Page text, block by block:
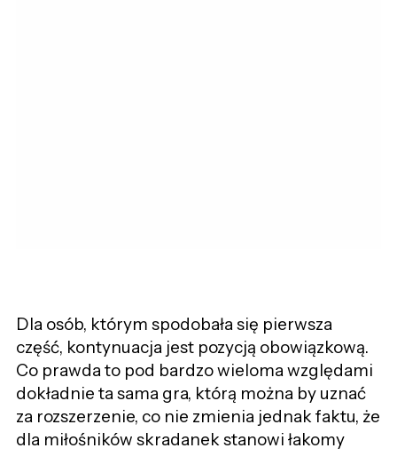
Dla osób, którym spodobała się pierwsza
część, kontynuacja jest pozycją obowiązkową.
Co prawda to pod bardzo wieloma względami
dokładnie ta sama gra, którą można by uznać
za rozszerzenie, co nie zmienia jednak faktu, że
dla miłośników skradanek stanowi łakomy